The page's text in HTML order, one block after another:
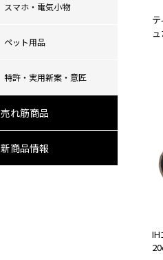
スマホ・電気小物
ペット用品
特許・実用新案・意匠
売れ筋商品
新商品情報